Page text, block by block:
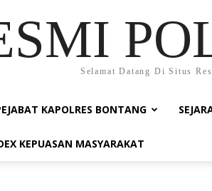
Selamat Datang Di Situs
KAPOLRES BONTANG
KEPUASAN MASYARAKAT